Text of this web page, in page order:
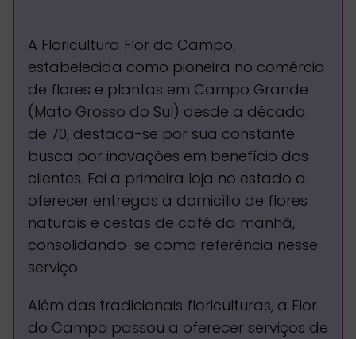
A Floricultura Flor do Campo,
estabelecida como pioneira no comércio
de flores e plantas em Campo Grande
(Mato Grosso do Sul) desde a década
de 70, destaca-se por sua constante
busca por inovações em benefício dos
clientes. Foi a primeira loja no estado a
oferecer entregas a domicílio de flores
naturais e cestas de café da manhã,
consolidando-se como referência nesse
serviço.
Além das tradicionais floriculturas, a Flor
do Campo passou a oferecer serviços de